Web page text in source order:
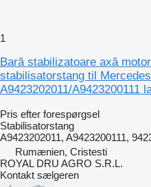
1
Bară stabilizatoare axă
stabilisatorstang til
A9423202011/A9423200111
Pris efter forespørgsel
Stabilisatorstang
A9423202011, A9423200111,
Rumænien, Cristesti
ROYAL DRU AGRO S.R.L.
Kontakt sælgeren